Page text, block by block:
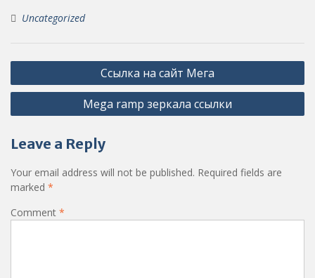
Uncategorized
Post
navigation
Ссылка на сайт Мега
Mega ramp зеркала ссылки
Leave a Reply
Your email address will not be published. Required fields are
marked *
Comment *